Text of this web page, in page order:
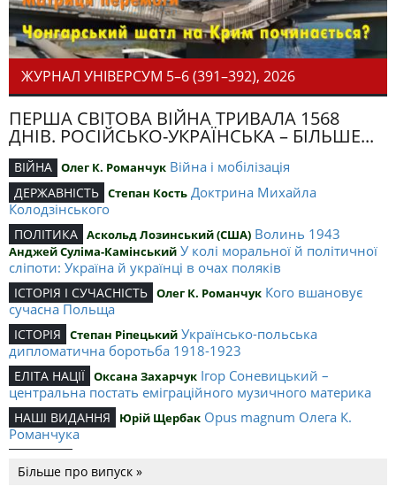
ЖУРНАЛ УНІВЕРСУМ 5–6 (391–392), 2026
ПЕРША СВІТОВА ВІЙНА ТРИВАЛА 1568
ДНІВ. РОСІЙСЬКО-УКРАЇНСЬКА – БІЛЬШЕ...
ВІЙНА Олег К. Романчук Війна і мобілізація
ДЕРЖАВНІСТЬ Степан Кость Доктрина Михайла
Колодзінського
ПОЛІТИКА Аскольд Лозинський (США) Волинь 1943
Анджей Суліма-Камінський У колі моральної й політичної
сліпоти: Україна й українці в очах поляків
ІСТОРІЯ І СУЧАСНІСТЬ Олег К. Романчук Кого вшановує
сучасна Польща
ІСТОРІЯ Степан Ріпецький Українсько-польська
дипломатична боротьба 1918-1923
ЕЛІТА НАЦІЇ Оксана Захарчук Ігор Соневицький –
центральна постать еміграційного музичного материка
НАШІ ВИДАННЯ Юрій Щербак Opus magnum Олега К.
Романчука
Романчука
Більше про випуск »